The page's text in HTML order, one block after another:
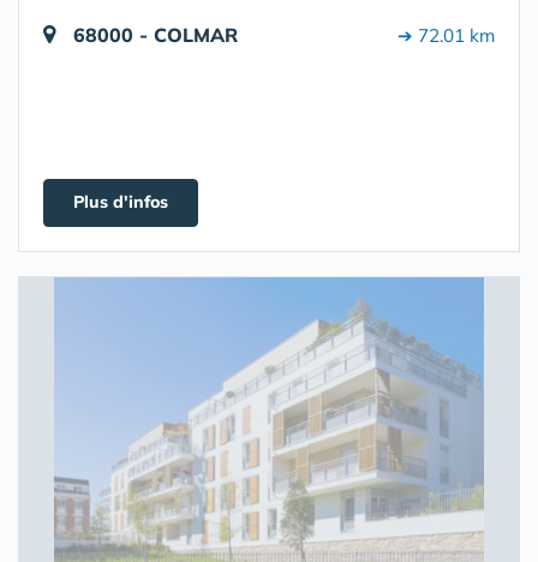
68000 - COLMAR ➔ 72.01 km
Plus d'infos